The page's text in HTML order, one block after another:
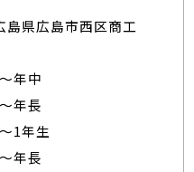
島県広島市西区商工
年中
年長
1年生
年長